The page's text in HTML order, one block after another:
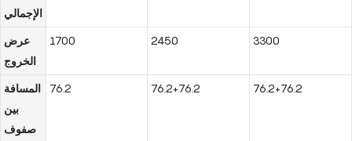
الإجمالي
عرض
الخروج
1700 2450 3300
المسافة
بين
صفوف
76.2 76.2+76.2 76.2+76.2